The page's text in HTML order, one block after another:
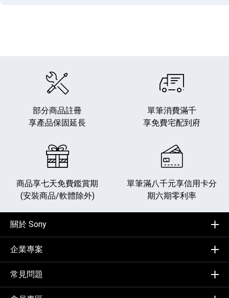
部分商品註冊
享產品保固延長
單筆消費滿千
享免費宅配到府
商品享七天免費鑑賞期
(安裝商品/軟體除外)
單筆滿八千元享信用卡分
期六期零利率
關於 Sony
企業專案
常見問題